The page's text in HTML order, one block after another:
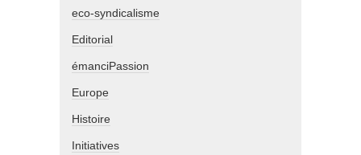
eco-syndicalisme
Editorial
émanciPassion
Europe
Histoire
Initiatives